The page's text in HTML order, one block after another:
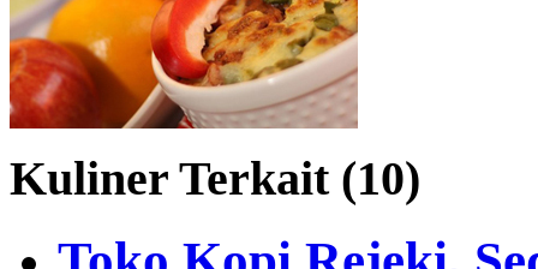
Kuliner Terkait (10)